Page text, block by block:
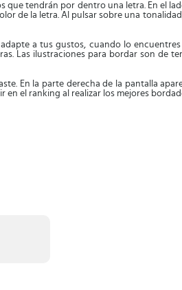
que tendrán por dentro una letra. En el
de la letra. Al pulsar sobre una
a tus gustos, cuando lo
Las ilustraciones para bordar son de
En la parte derecha de la pantalla
el ranking al realizar los mejores
Las plantillas están con números y letras